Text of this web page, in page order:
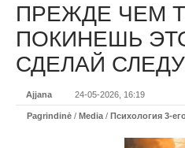
ПРЕЖДЕ ЧЕМ
ПОКИНЕШЬ
СДЕЛАЙ
Ajjana 24-05-2026, 16:19
Pagrindinė / Media / Психология 3-